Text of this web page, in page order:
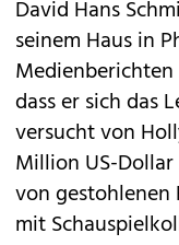
David Hans
seinem Haus in
dass er sich das
versucht von
Million US-Dollar
von gestohlenen
mit